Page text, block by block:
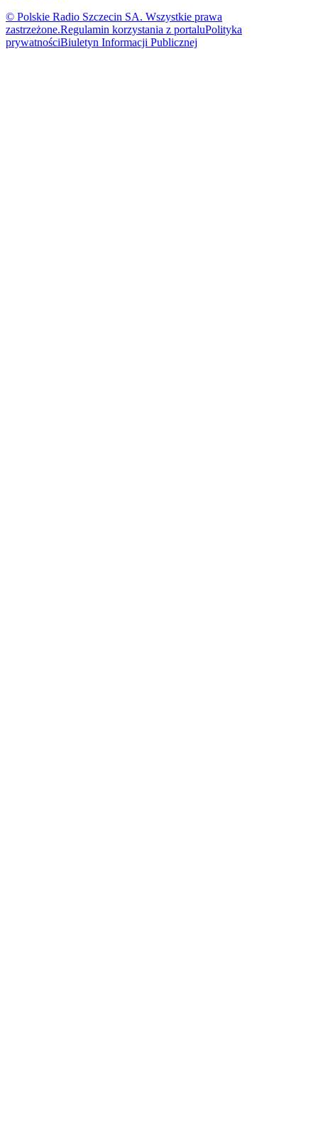
© Polskie Radio Szczecin SA. Wszystkie prawa
zastrzeżone.Regulamin korzystania z portaluPolityka
prywatnościBiuletyn Informacji Publicznej